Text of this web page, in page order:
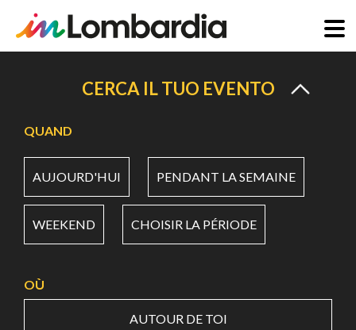
principal
CERCA IL TUO EVENTO
QUAND
AUJOURD'HUI PENDANT LA SEMAINE
WEEKEND CHOISIR LA PÉRIODE
OÙ
AUTOUR DE TOI